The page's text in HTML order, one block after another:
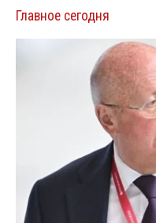
Главное сегодня